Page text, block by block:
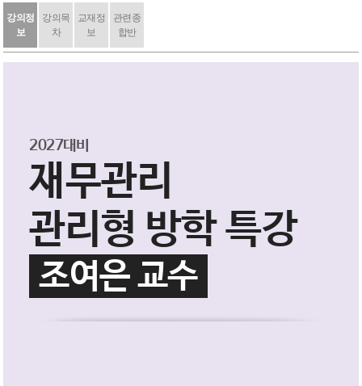
강의정
보
강의목
차
교재정
보
관련종
합반
2027대비
재무관리
관리형 방학 특강
조여은 교수